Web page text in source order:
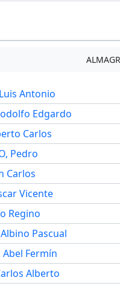
Antonio
Edgardo
Carlos
Pedro
Carlos
Vicente
Regino
Pascual
Abel Fermín
Alberto